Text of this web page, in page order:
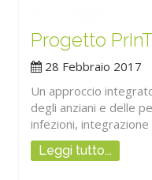
Progetto
28 Febbraio 2017
Un approccio
degli anziani e delle
infezioni,
Leggi tutto...